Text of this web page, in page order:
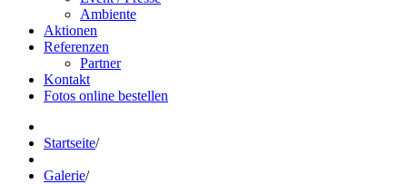
Ambiente
Aktionen
Referenzen
Partner
Kontakt
Fotos online bestellen
Startseite/
Galerie/